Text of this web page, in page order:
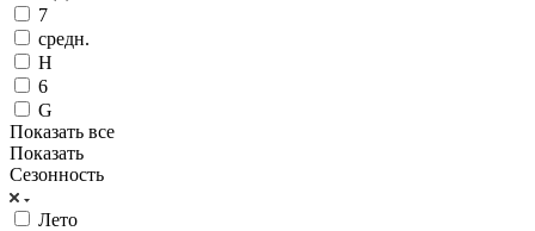
7
средн.
H
6
G
Показать все
Показать
Сезонность
Лето